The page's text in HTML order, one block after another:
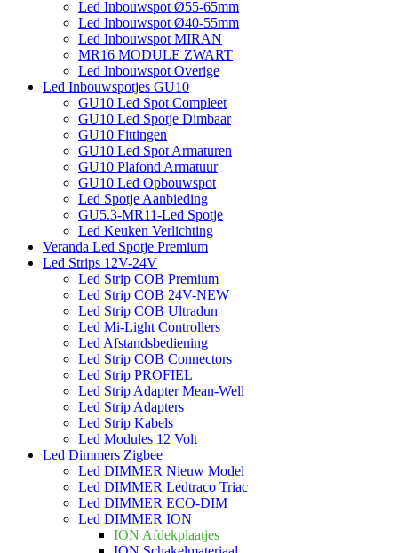
Led Inbouwspot Ø55-65mm
Led Inbouwspot Ø40-55mm
Led Inbouwspot MIRAN
MR16 MODULE ZWART
Led Inbouwspot Overige
Led Inbouwspotjes GU10
GU10 Led Spot Compleet
GU10 Led Spotje Dimbaar
GU10 Fittingen
GU10 Led Spot Armaturen
GU10 Plafond Armatuur
GU10 Led Opbouwspot
Led Spotje Aanbieding
GU5.3-MR11-Led Spotje
Led Keuken Verlichting
Veranda Led Spotje Premium
Led Strips 12V-24V
Led Strip COB Premium
Led Strip COB 24V-NEW
Led Strip COB Ultradun
Led Mi-Light Controllers
Led Afstandsbediening
Led Strip COB Connectors
Led Strip PROFIEL
Led Strip Adapter Mean-Well
Led Strip Adapters
Led Strip Kabels
Led Modules 12 Volt
Led Dimmers Zigbee
Led DIMMER Nieuw Model
Led DIMMER Ledtraco Triac
Led DIMMER ECO-DIM
Led DIMMER ION
ION Afdekplaatjes